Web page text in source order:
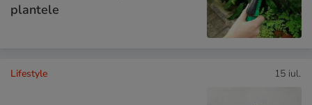
plantele
Lifestyle 15 iul.